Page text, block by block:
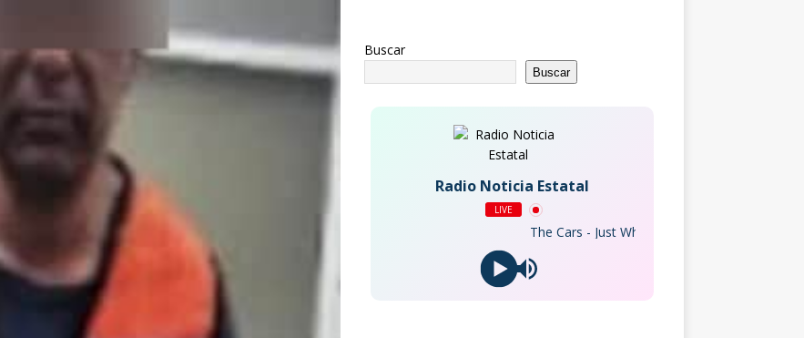
Buscar
Buscar
Radio Noticia Estatal
LIVE
The Cars - Just What I Needed